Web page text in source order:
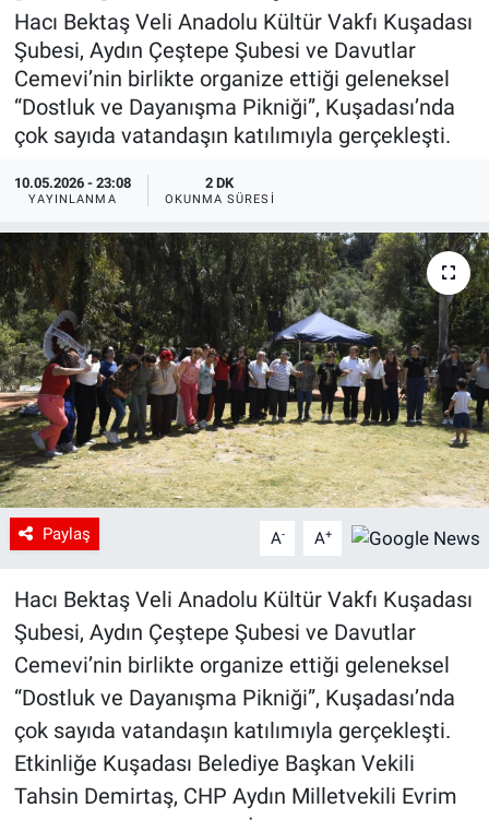
Hacı Bektaş Veli Anadolu Kültür Vakfı Kuşadası
Şubesi, Aydın Çeştepe Şubesi ve Davutlar
Cemevi’nin birlikte organize ettiği geleneksel
“Dostluk ve Dayanışma Pikniği”, Kuşadası’nda
çok sayıda vatandaşın katılımıyla gerçekleşti.
10.05.2026 - 23:08
YAYINLANMA
2 DK
OKUNMA SÜRESI
Paylaş A- A+
Hacı Bektaş Veli Anadolu Kültür Vakfı Kuşadası
Şubesi, Aydın Çeştepe Şubesi ve Davutlar
Cemevi’nin birlikte organize ettiği geleneksel
“Dostluk ve Dayanışma Pikniği”, Kuşadası’nda
çok sayıda vatandaşın katılımıyla gerçekleşti.
Etkinliğe Kuşadası Belediye Başkan Vekili
Tahsin Demirtaş, CHP Aydın Milletvekili Evrim